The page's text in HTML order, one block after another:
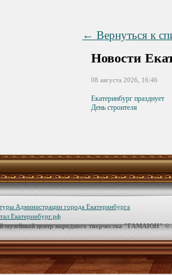
← Вернуться к
Новости
08 августа 2026, 16:46
Екатеринбург празднует
День строителя
Администрации города Екатеринбурга
Екатеринбург.рф
музейный центр народного творчества "ГАМАЮН" ©